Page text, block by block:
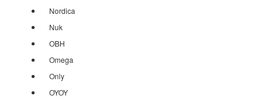
Nordica
Nuk
OBH
Omega
Only
OYOY